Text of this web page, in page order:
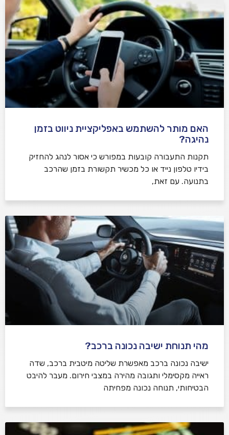
האם מותר להשתמש באפליקציית ניווט בזמן
נהיגה?
תקנות התעבורה קובעות במפורש כי אסור לנהג להחזיק
בידיו טלפון נייד או כל מכשיר תקשורת בזמן שהרכב
בתנועה. עם זאת,
מהי תנוחת ישיבה נכונה ברכב?
ישיבה נכונה ברכב מאפשרת שליטה מיטבית ברכב, שדה
ראייה מקסימלי ותגובה מהירה במצבי חירום. מעבר להיבט
הבטיחותי, תנוחה נכונה מפחיתה